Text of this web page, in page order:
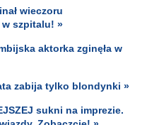
wieczoru
szpitalu! »
aktorka zginęła w
zabija tylko blondynki »
sukni na imprezie.